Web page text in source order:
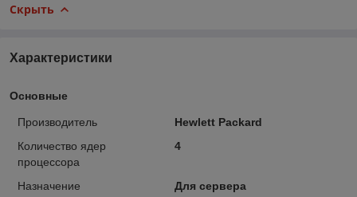
Скрыть
Характеристики
Основные
Производитель
Hewlett Packard
Количество ядер
процессора
4
Назначение Для сервера